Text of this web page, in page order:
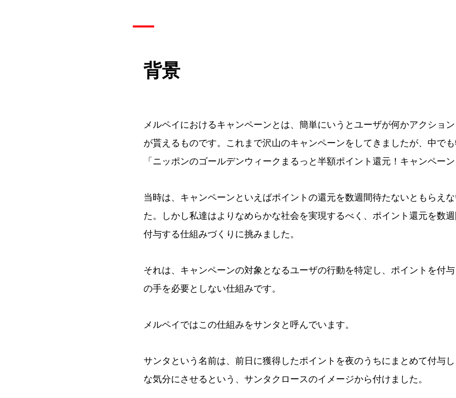
背景
メルペイにおけるキャンペーンとは、簡単にいうとユーザが何かアクショ
が貰えるものです。これまで沢山のキャンペーンをしてきましたが、中で
「ニッポンのゴールデンウィークまるっと半額ポイント還元！キャンペーン
当時は、キャンペーンといえばポイントの還元を数週間待たないともらえ
た。しかし私達はよりなめらかな社会を実現するべく、ポイント還元を数
付与する仕組みづくりに挑みました。
それは、キャンペーンの対象となるユーザの行動を特定し、ポイントを付
の手を必要としない仕組みです。
メルペイではこの仕組みをサンタと呼んでいます。
サンタという名前は、前日に獲得したポイントを夜のうちにまとめて付与
な気分にさせるという、サンタクロースのイメージから付けました。